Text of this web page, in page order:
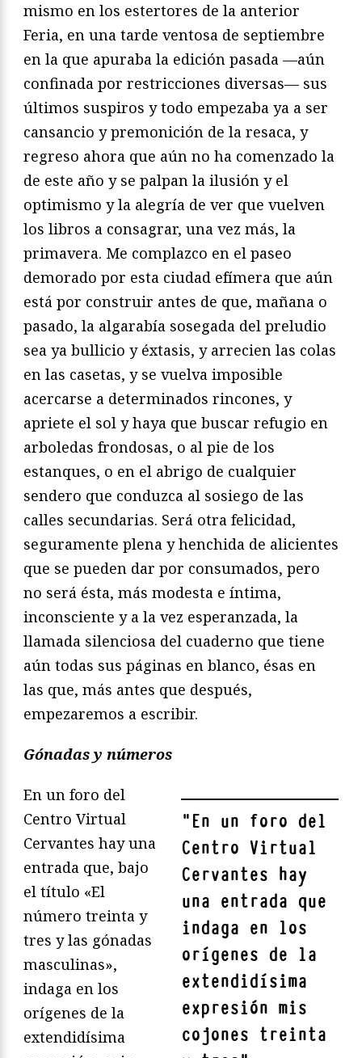
mismo en los estertores de la anterior
Feria, en una tarde ventosa de septiembre
en la que apuraba la edición pasada —aún
confinada por restricciones diversas— sus
últimos suspiros y todo empezaba ya a ser
cansancio y premonición de la resaca, y
regreso ahora que aún no ha comenzado la
de este año y se palpan la ilusión y el
optimismo y la alegría de ver que vuelven
los libros a consagrar, una vez más, la
primavera. Me complazco en el paseo
demorado por esta ciudad efímera que aún
está por construir antes de que, mañana o
pasado, la algarabía sosegada del preludio
sea ya bullicio y éxtasis, y arrecien las colas
en las casetas, y se vuelva imposible
acercarse a determinados rincones, y
apriete el sol y haya que buscar refugio en
arboledas frondosas, o al pie de los
estanques, o en el abrigo de cualquier
sendero que conduzca al sosiego de las
calles secundarias. Será otra felicidad,
seguramente plena y henchida de alicientes
que se pueden dar por consumados, pero
no será ésta, más modesta e íntima,
inconsciente y a la vez esperanzada, la
llamada silenciosa del cuaderno que tiene
aún todas sus páginas en blanco, ésas en
las que, más antes que después,
empezaremos a escribir.
Gónadas y números
"En un foro del
Centro Virtual
Cervantes hay
una entrada que
indaga en los
orígenes de la
extendidísima
expresión mis
cojones treinta
En un foro del
Centro Virtual
Cervantes hay una
entrada que, bajo
el título «El
número treinta y
tres y las gónadas
masculinas»,
indaga en los
orígenes de la
extendidísima